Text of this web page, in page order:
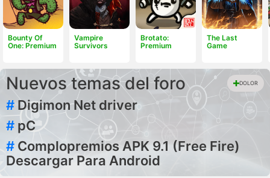
Bounty Of
One: Premium
Vampire
Survivors
Brotato:
Premium
The Last
Game
Nuevos temas del foro DOLOR
# Digimon Net driver
# pC
# Complopremios APK 9.1 (Free Fire)
Descargar Para Android